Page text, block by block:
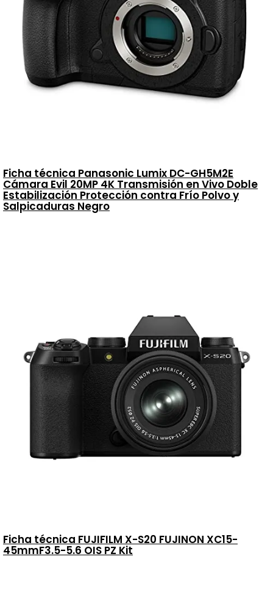
Ficha técnica Panasonic Lumix DC-GH5M2E
Cámara Evil 20MP 4K Transmisión en Vivo Doble
Estabilización Protección contra Frío Polvo y
Salpicaduras Negro
Ficha técnica FUJIFILM X-S20 FUJINON XC15-
45mmF3.5-5.6 OIS PZ Kit